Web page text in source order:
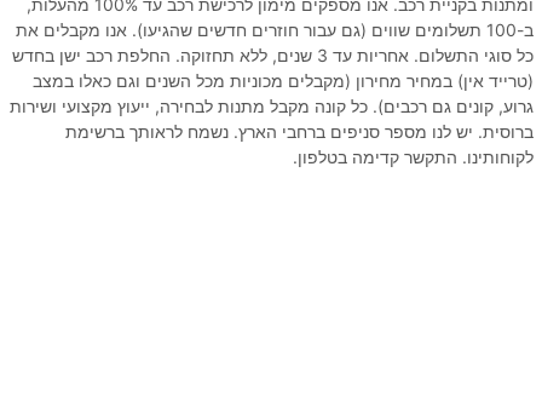
ומתנות בקניית רכב. אנו מספקים מימון לרכישת רכב עד 100% מהעלות,
ב-100 תשלומים שווים (גם עבור חוזרים חדשים שהגיעו). אנו מקבלים את
כל סוגי התשלום. אחריות עד 3 שנים, ללא תחזוקה. החלפת רכב ישן בחדש
(טרייד אין) במחיר מחירון (מקבלים מכוניות מכל השנים וגם כאלו במצב
גרוע, קונים גם רכבים). כל קונה מקבל מתנות לבחירה, ייעוץ מקצועי ושירות
ברוסית. יש לנו מספר סניפים ברחבי הארץ. נשמח לראותך ברשימת
לקוחותינו. התקשר קדימה בטלפון.